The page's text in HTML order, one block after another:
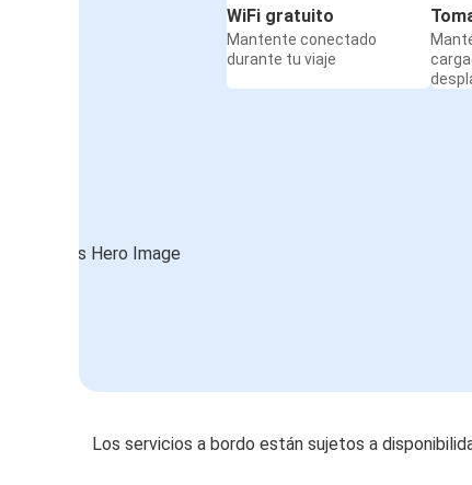
WiFi gratuito
Mantente conectado
durante tu viaje
Los servicios a bordo están sujetos a